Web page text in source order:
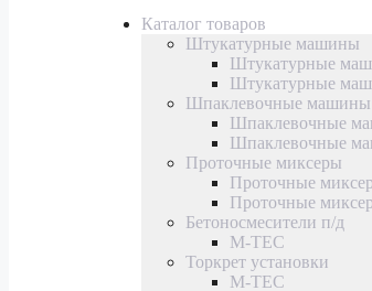
Каталог товаров
Штукатурные машины
Штукатурные
Штукатурные
Шпаклевочные машины
Шпаклевочные
Шпаклевочные
Проточные миксеры
Проточные
Проточные
Бетоносмесители п/д
M-TEC
Торкрет установки
M-TEC